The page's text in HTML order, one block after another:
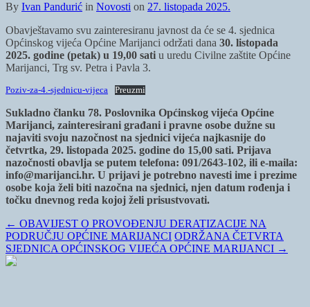
By Ivan Pandurić in Novosti on 27. listopada 2025.
Obavještavamo svu zainteresiranu javnost da će se 4. sjednica
Općinskog vijeća Općine Marijanci održati dana 30. listopada
2025. godine (petak) u 19,00 sati u uredu Civilne zaštite Općine
Marijanci, Trg sv. Petra i Pavla 3.
Poziv-za-4.-sjednicu-vijeca Preuzmi
Sukladno članku 78. Poslovnika Općinskog vijeća Općine
Marijanci, zainteresirani građani i pravne osobe dužne su
najaviti svoju nazočnost na sjednici vijeća najkasnije do
četvrtka, 29. listopada 2025. godine do 15,00 sati. Prijava
nazočnosti obavlja se putem telefona: 091/2643-102, ili e-maila:
info@marijanci.hr. U prijavi je potrebno navesti ime i prezime
osobe koja želi biti nazočna na sjednici, njen datum rođenja i
točku dnevnog reda kojoj želi prisustvovati.
← OBAVIJEST O PROVOĐENJU DERATIZACIJE NA
PODRUČJU OPĆINE MARIJANCI ODRŽANA ČETVRTA
SJEDNICA OPĆINSKOG VIJEĆA OPĆINE MARIJANCI →